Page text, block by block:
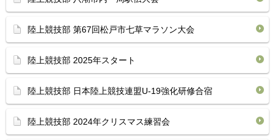
陸上競技部 第67回松戸市七草マラソン大会
陸上競技部 2025年スタート
陸上競技部 日本陸上競技連盟U-19強化研修合宿
陸上競技部 2024年クリスマス練習会